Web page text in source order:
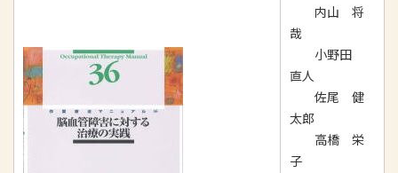
内山 将
哉
小野田
直人
佐尾 健
太郎
高橋 栄
子